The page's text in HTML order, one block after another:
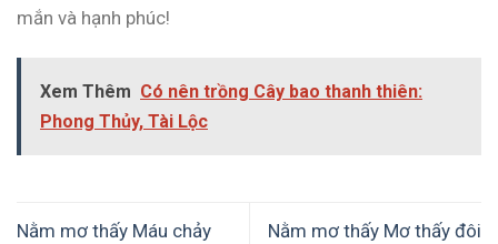
mắn và hạnh phúc!
Xem Thêm Có nên trồng Cây bao thanh thiên:
Phong Thủy, Tài Lộc
Nằm mơ thấy Máu chảy Nằm mơ thấy Mơ thấy đôi